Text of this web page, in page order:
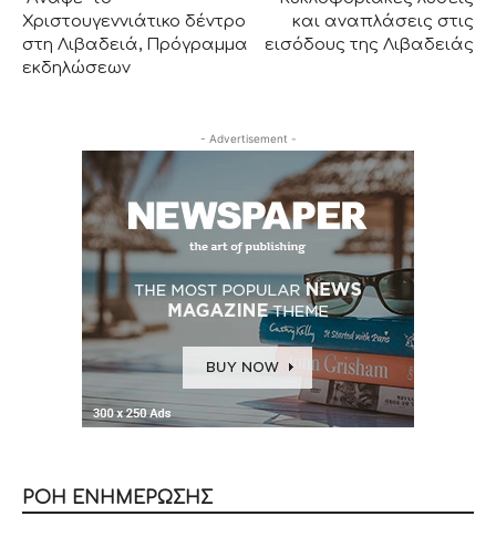
Χριστουγεννιάτικο δέντρο
στη Λιβαδειά, Πρόγραμμα
εκδηλώσεων
και αναπλάσεις στις
εισόδους της Λιβαδειάς
- Advertisement -
ΡΟΗ ΕΝΗΜΕΡΩΣΗΣ